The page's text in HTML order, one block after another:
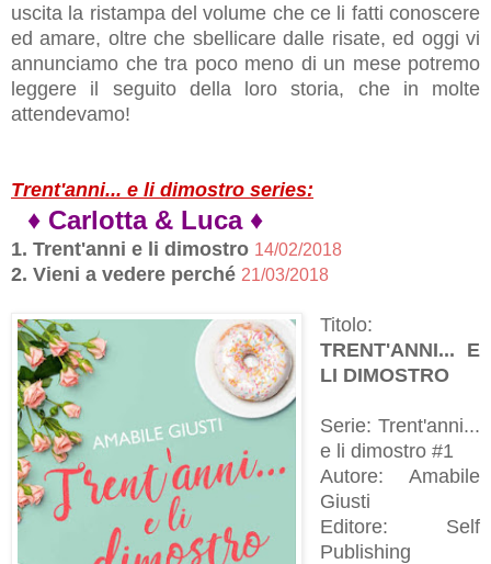
uscita la ristampa del volume che ce li fatti conoscere
ed amare, oltre che sbellicare dalle risate, ed oggi vi
annunciamo che tra poco meno di un mese potremo
leggere il seguito della loro storia, che in molte
attendevamo!
Trent'anni... e li dimostro series:
♦ Carlotta & Luca ♦
1. Trent'anni e li dimostro 14/02/2018
2. Vieni a vedere perché 21/03/2018
Titolo:
TRENT'ANNI... E
LI DIMOSTRO
Serie: Trent'anni...
e li dimostro #1
Autore: Amabile
Giusti
Editore: Self
Publishing